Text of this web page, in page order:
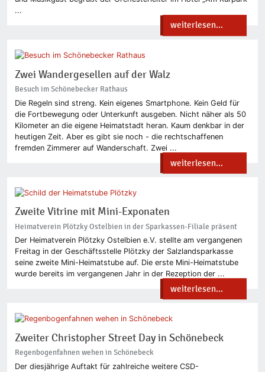
...
weiterlesen...
Zwei Wandergesellen auf der Walz
Besuch im Schönebecker Rathaus
Die Regeln sind streng. Kein eigenes Smartphone. Kein Geld für
die Fortbewegung oder Unterkunft ausgeben. Nicht näher als 50
Kilometer an die eigene Heimatstadt heran. Kaum denkbar in der
heutigen Zeit. Aber es gibt sie noch - die rechtschaffenen
fremden Zimmerer auf Wanderschaft. Zwei ...
weiterlesen...
Zweite Vitrine mit Mini-Exponaten
Heimatverein Plötzky Ostelbien in der Sparkassen-Filiale präsent
Der Heimatverein Plötzky Ostelbien e.V. stellte am vergangenen
Freitag in der Geschäftsstelle Plötzky der Salzlandsparkasse
seine zweite Mini-Heimatstube auf. Die erste Mini-Heimatstube
wurde bereits im vergangenen Jahr in der Rezeption der ...
weiterlesen...
Zweiter Christopher Street Day in Schönebeck
Regenbogenfahnen wehen in Schönebeck
Der diesjährige Auftakt für zahlreiche weitere CSD-